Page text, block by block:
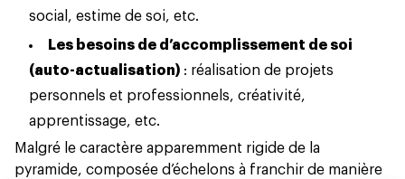
social, estime de soi, etc.
Les besoins de d’accomplissement de soi
(auto-actualisation) : réalisation de projets
personnels et professionnels, créativité,
apprentissage, etc.
Malgré le caractère apparemment rigide de la
pyramide, composée d’échelons à franchir de manière